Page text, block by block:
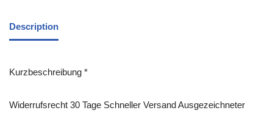
Description
Kurzbeschreibung *
Widerrufsrecht 30 Tage Schneller Versand Ausgezeichneter